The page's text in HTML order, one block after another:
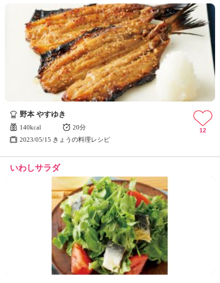
野本 やすゆき
140kcal
20分
2023/05/15 きょうの料理レシピ
12
いわしサラダ